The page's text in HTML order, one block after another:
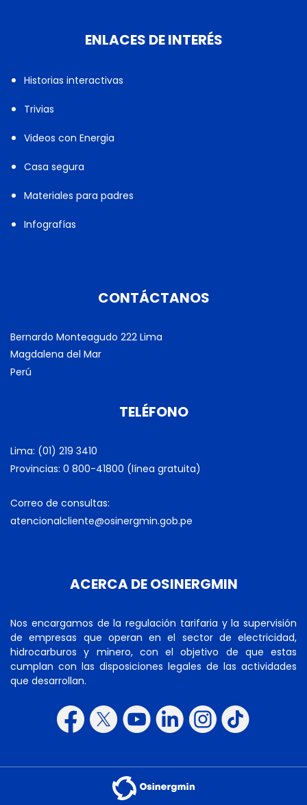
ENLACES DE INTERÉS
Historias interactivas
Trivias
Videos con Energia
Casa segura
Materiales para padres
Infografías
CONTÁCTANOS
Bernardo Monteagudo 222 Lima
Magdalena del Mar
Perú
TELÉFONO
Lima: (01) 219 3410
Provincias: 0 800-41800 (línea gratuita)
Correo de consultas:
atencionalcliente@osinergmin.gob.pe
ACERCA DE OSINERGMIN
Nos encargamos de la regulación tarifaria y la supervisión
de empresas que operan en el sector de electricidad,
hidrocarburos y minero, con el objetivo de que estas
cumplan con las disposiciones legales de las actividades
que desarrollan.